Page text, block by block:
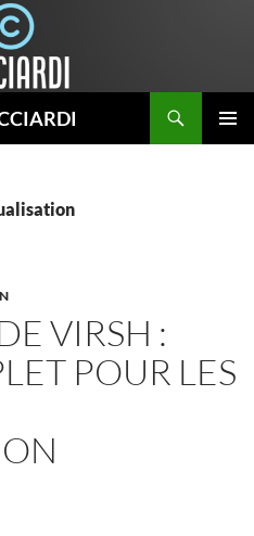
VIRSH :
POUR LES